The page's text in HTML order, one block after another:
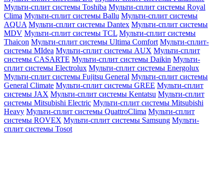
Мульти-сплит системы Toshiba Мульти-сплит системы Royal
Clima Мульти-сплит системы Ballu Мульти-сплит системы
AQUA Мульти-сплит системы Dantex Мульти-сплит системы
MDV Мульти-сплит системы TCL Мульти-сплит системы
Thaicon Мульти-сплит системы Ultima Comfort Мульти-сплит-
системы MIdea Мульти-сплит системы AUX Мульти-сплит
системы CASARTE Мульти-сплит системы Daikin Мульти-
сплит системы Electrolux Мульти-сплит системы Energolux
Мульти-сплит системы Fujitsu General Мульти-сплит системы
General Climate Мульти-сплит системы GREE Мульти-сплит
системы JAX Мульти-сплит системы Kentatsu Мульти-сплит
системы Mitsubishi Electric Мульти-сплит системы Mitsubishi
Heavy Мульти-сплит системы QuattroClima Мульти-сплит
системы ROVEX Мульти-сплит системы Samsung Мульти-
сплит системы Tosot